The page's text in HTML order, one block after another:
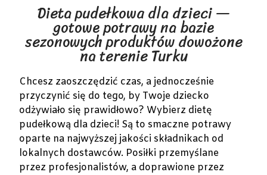
Dieta pudełkowa dla dzieci —
gotowe potrawy na bazie
sezonowych produktów dowożone
na terenie Turku
Chcesz zaoszczędzić czas, a jednocześnie
przyczynić się do tego, by Twoje dziecko
odżywiało się prawidłowo? Wybierz dietę
pudełkową dla dzieci! Są to smaczne potrawy
oparte na najwyższej jakości składnikach od
lokalnych dostawców. Posiłki przemyślane
przez profesjonalistów, a doprawione przez